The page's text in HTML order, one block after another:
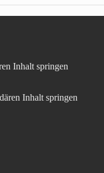
web-
Inhalt springen
Inhalt springen